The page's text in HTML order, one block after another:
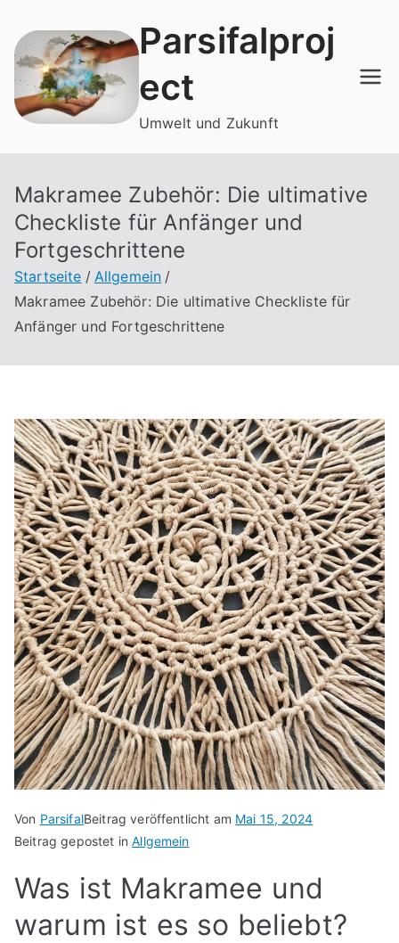
Inhalt
springen
Parsifalproj
ect
Umwelt und Zukunft
Makramee Zubehör: Die ultimative
Checkliste für Anfänger und
Fortgeschrittene
Startseite
Allgemein
Makramee Zubehör: Die ultimative Checkliste für
Anfänger und Fortgeschrittene
Von ParsifalBeitrag veröffentlicht am Mai 15, 2024
Beitrag gepostet inAllgemein
Was ist Makramee und
warum ist es so beliebt?